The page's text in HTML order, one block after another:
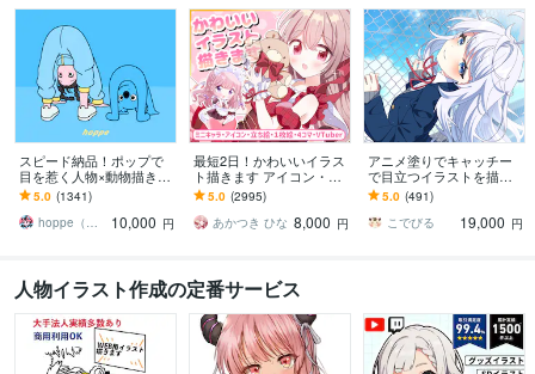
スピード納品！ポップで
目を惹く人物×動物描きま
す 挿絵・動画・グッズな
ど鮮やかな配色で個性を
出したい方へ
5.0 (1341)
hoppe（ほっぺ）
10,000 円
最短2日！かわいいイラス
ト描きます アイコン・ミ
ニキャラ・４コマ・立ち
絵をスピード納品しま
す！
5.0 (2995)
あかつき ひな 8,000 円
アニメ塗りでキャッチー
で目立つイラストを描き
ます 動画用、スチル、ア
イコン等、目を引くイラ
ストをご希望の方に！
5.0 (491)
こでびる
19,000 円
人物イラスト作成の定番サービス